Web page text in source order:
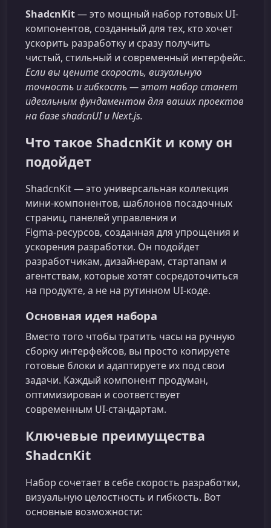
ShadcnKit— это мощный набор готовых UI-
компонентов, созданный для тех, кто хочет
ускорить разработку и сразу получить
чистый, стильный и современный интерфейс.
Если вы цените скорость, визуальную
точность и гибкость — этот набор станет
идеальным фундаментом для ваших проектов
на базе shadcnUI и Next.js.
Что такое ShadcnKit и кому он
подойдет
ShadcnKit — это универсальная коллекция
мини‑компонентов, шаблонов посадочных
страниц, панелей управления и
Figma‑ресурсов, созданная для упрощения и
ускорения разработки. Он подойдет
разработчикам, дизайнерам, стартапам и
агентствам, которые хотят сосредоточиться
на продукте, а не на рутинном UI‑коде.
Основная идея набора
Вместо того чтобы тратить часы на ручную
сборку интерфейсов, вы просто копируете
готовые блоки и адаптируете их под свои
задачи. Каждый компонент продуман,
оптимизирован и соответствует
современным UI‑стандартам.
Ключевые преимущества
ShadcnKit
Набор сочетает в себе скорость разработки,
визуальную целостность и гибкость. Вот
основные возможности: